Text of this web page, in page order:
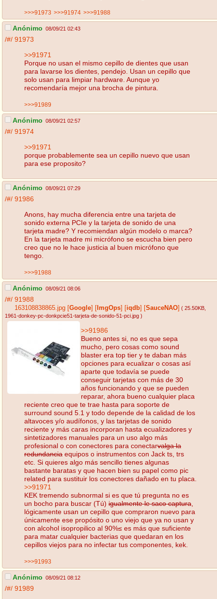
>>>91973 >>>91974 >>>91988
Anónimo 08/09/21 02:43
/#/ 91973
>>91971
Porque no usan el mismo cepillo de dientes que usan
para lavarse los dientes, pendejo. Usan un cepillo que
solo usan para limpiar hardware. Aunque yo
recomendaría mejor una brocha de pintura.
>>>91989
Anónimo 08/09/21 02:57
/#/ 91974
>>91971
porque probablemente sea un cepillo nuevo que usan
para ese proposito?
Anónimo 08/09/21 07:29
/#/ 91986
Anons, hay mucha diferencia entre una tarjeta de
sonido externa PCIe y la tarjeta de sonido de una
tarjeta madre? Y recomiendan algún modelo o marca?
En la tarjeta madre mi micrófono se escucha bien pero
creo que no le hace justicia al buen micrófono que
tengo.
>>>91988
Anónimo 08/09/21 08:06
/#/ 91988
163108838865.jpg Google ImgOps iqdb SauceNAO ( 25.50KB
1961-donkey-pc-donkpcie51-tarjeta-de-sonido-51-pci.jpg )
>>91986
Bueno antes si, no es que sepa
mucho, pero cosas como sound
blaster era top tier y te daban más
opciones para ecualizar o cosas así
aparte que todavía se puede
conseguir tarjetas con más de 30
años funcionando y que se pueden
reparar, ahora bueno cualquier placa
reciente creo que te trae hasta para soporte de
surround sound 5.1 y todo depende de la calidad de los
altavoces y/o audífonos, y las tarjetas de sonido
reciente y más caras incorporan hasta ecualizadores y
sintetizadores manuales para un uso algo más
profesional o con conectores para conectarvalga la
redundancia equipos o instrumentos con Jack ts, trs
etc. Si quieres algo más sencillo tienes algunas
bastante baratas y que hacen bien su papel como pic
related para sustituir los conectores dañado en tu placa.
>>91971
KEK tremendo subnormal si es que tú pregunta no es
un bocho para buscar (Tú) igualmente le saco captura
lógicamente usan un cepillo que compraron nuevo para
únicamente ese propósito o uno viejo que ya no usan y
con alcohol isopropilico al 90%≤ es más que suficiente
para matar cualquier bacterias que quedaran en los
cepillos viejos para no infectar tus componentes, kek.
>>>91993
Anónimo 08/09/21 08:12
/#/ 91989